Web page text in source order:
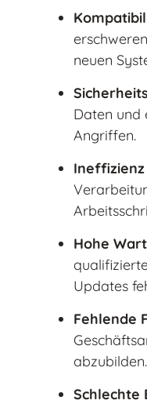
neuen
Daten und
Angriffen.
Ineffizienz
Hohe
Updates
Fehlende
abzubilden.
Schlechte